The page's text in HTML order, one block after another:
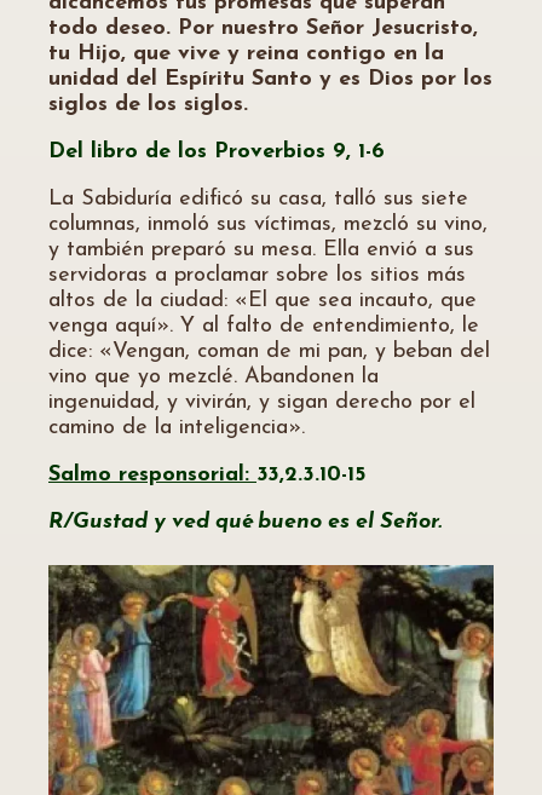
todo deseo. Por nuestro Señor Jesucristo,
tu Hijo, que vive y reina contigo en la
unidad del Espíritu Santo y es Dios por los
siglos de los siglos.
Del libro de los Proverbios 9, 1-6
La Sabiduría edificó su casa, talló sus siete
columnas, inmoló sus víctimas, mezcló su vino,
y también preparó su mesa. Ella envió a sus
servidoras a proclamar sobre los sitios más
altos de la ciudad: «El que sea incauto, que
venga aquí». Y al falto de entendimiento, le
dice: «Vengan, coman de mi pan, y beban del
vino que yo mezclé. Abandonen la
ingenuidad, y vivirán, y sigan derecho por el
camino de la inteligencia».
Salmo responsorial: 33,2.3.10-15
R/Gustad y ved qué bueno es el Señor.